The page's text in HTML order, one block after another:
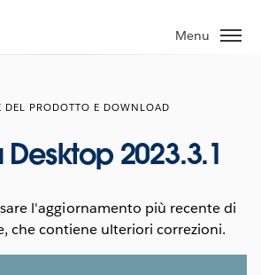
Menu
DEL PRODOTTO E DOWNLOAD
2023.3.1
l'aggiornamento più recente di
che contiene ulteriori correzioni.